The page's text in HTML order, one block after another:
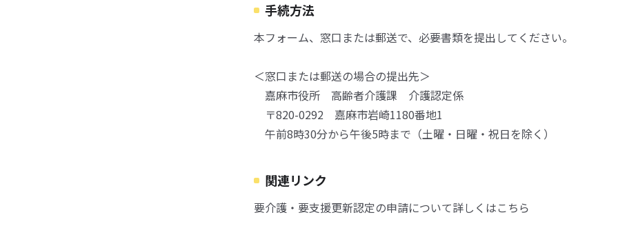
手続方法
本フォーム、窓口または郵送で、必要書類を提出してください。
＜窓口または郵送の場合の提出先＞
嘉麻市役所 高齢者介護課 介護認定係
〒820-0292 嘉麻市岩崎1180番地1
午前8時30分から午後5時まで（土曜・日曜・祝日を除く）
関連リンク
要介護・要支援更新認定の申請について詳しくはこちら